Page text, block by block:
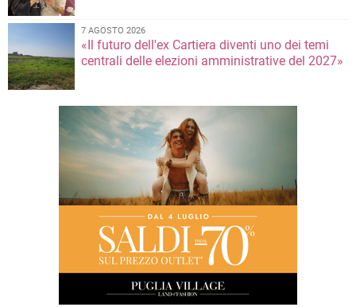
7 AGOSTO 2026
«Il futuro dell'ex Cartiera diventi uno dei temi
centrali delle elezioni amministrative del 2027»